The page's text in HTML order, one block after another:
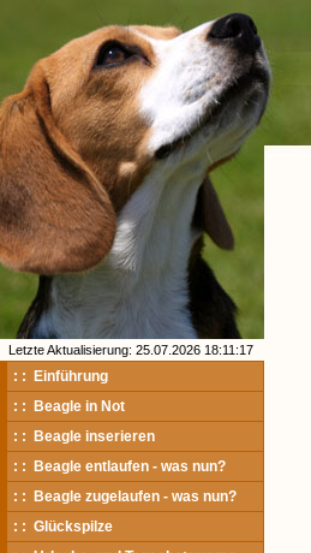
Letzte Aktualisierung: 25.07.2026 18:11:17
: : Einführung
: : Beagle in Not
: : Beagle inserieren
: : Beagle entlaufen - was nun?
: : Beagle zugelaufen - was nun?
: : Glückspilze